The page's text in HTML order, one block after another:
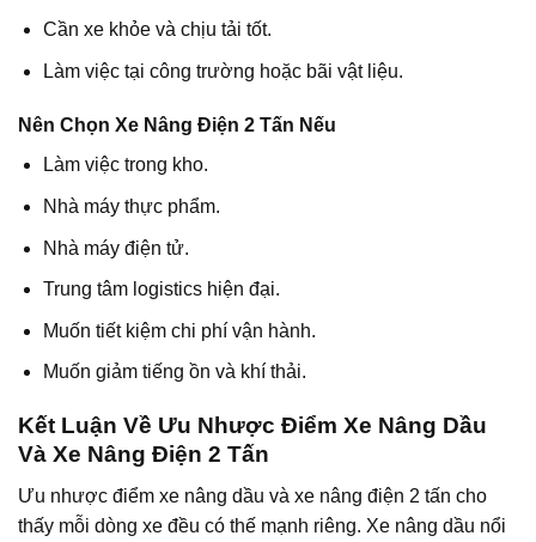
Cần xe khỏe và chịu tải tốt.
Làm việc tại công trường hoặc bãi vật liệu.
Nên Chọn Xe Nâng Điện 2 Tấn Nếu
Làm việc trong kho.
Nhà máy thực phẩm.
Nhà máy điện tử.
Trung tâm logistics hiện đại.
Muốn tiết kiệm chi phí vận hành.
Muốn giảm tiếng ồn và khí thải.
Kết Luận Về Ưu Nhược Điểm Xe Nâng Dầu
Và Xe Nâng Điện 2 Tấn
Ưu nhược điểm xe nâng dầu và xe nâng điện 2 tấn cho
thấy mỗi dòng xe đều có thế mạnh riêng. Xe nâng dầu nổi